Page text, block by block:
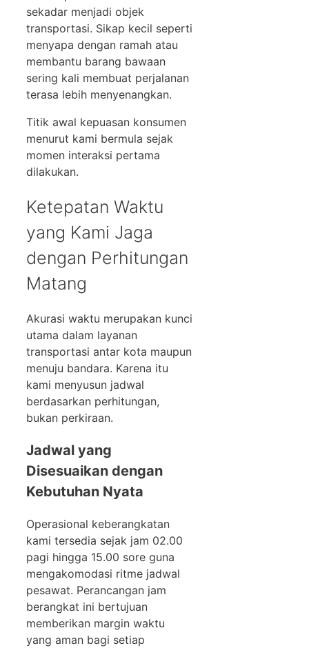
sekadar menjadi objek
transportasi. Sikap kecil seperti
menyapa dengan ramah atau
membantu barang bawaan
sering kali membuat perjalanan
terasa lebih menyenangkan.
Titik awal kepuasan konsumen
menurut kami bermula sejak
momen interaksi pertama
dilakukan.
Ketepatan Waktu
yang Kami Jaga
dengan Perhitungan
Matang
Akurasi waktu merupakan kunci
utama dalam layanan
transportasi antar kota maupun
menuju bandara. Karena itu
kami menyusun jadwal
berdasarkan perhitungan,
bukan perkiraan.
Jadwal yang
Disesuaikan dengan
Kebutuhan Nyata
Operasional keberangkatan
kami tersedia sejak jam 02.00
pagi hingga 15.00 sore guna
mengakomodasi ritme jadwal
pesawat. Perancangan jam
berangkat ini bertujuan
memberikan margin waktu
yang aman bagi setiap